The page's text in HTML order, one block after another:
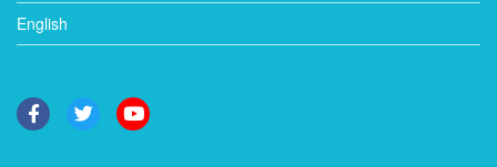
English